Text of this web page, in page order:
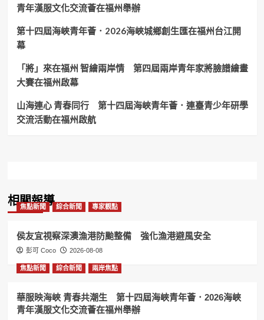
青年漢服文化交流薈在福州舉辦
第十四屆海峽青年薈．2026海峽城鄉創生匯在福州台江開
幕
「將」來在福州 智繪兩岸情 第四屆兩岸青年家將臉譜繪畫
大賽在福州啟幕
山海連心 青春同行 第十四屆海峽青年薈．連臺青少年研學
交流活動在福州啟航
相關報導
焦點新聞 綜合新聞 專家觀點
侯友宜視察深澳漁港防颱整備 強化漁港避風安全
彭可 Coco 2026-08-08
焦點新聞 綜合新聞 兩岸焦點
華服映海峽 青春共潮生 第十四屆海峽青年薈．2026海峽
青年漢服文化交流薈在福州舉辦